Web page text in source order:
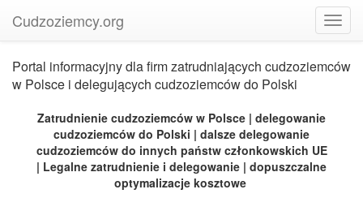
Cudzoziemcy.org
Portal informacyjny dla firm zatrudniających cudzoziemców
w Polsce i delegujących cudzoziemców do Polski
Zatrudnienie cudzoziemców w Polsce | delegowanie
cudzoziemców do Polski | dalsze delegowanie
cudzoziemców do innych państw członkowskich UE
| Legalne zatrudnienie i delegowanie | dopuszczalne
optymalizacje kosztowe